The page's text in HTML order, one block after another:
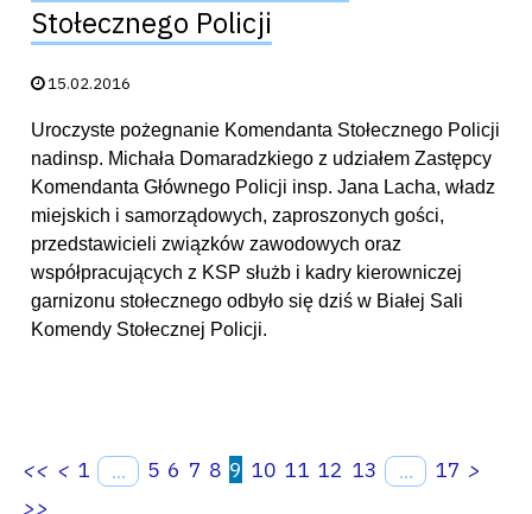
Stołecznego Policji
Data publikacji:
15.02.2016
Uroczyste pożegnanie Komendanta Stołecznego Policji
nadinsp. Michała Domaradzkiego z udziałem Zastępcy
Komendanta Głównego Policji insp. Jana Lacha, władz
miejskich i samorządowych, zaproszonych gości,
przedstawicieli związków zawodowych oraz
współpracujących z KSP służb i kadry kierowniczej
garnizonu stołecznego odbyło się dziś w Białej Sali
Komendy Stołecznej Policji.
<< < 1 ... 5 6 7 8 9 10 11 12 13 ... 17 >
>>